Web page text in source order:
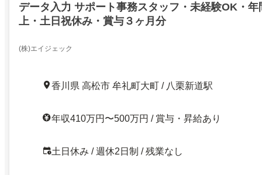
データ入力 サポート事務スタッフ・未経験OK・年
上・土日祝休み・賞与３ヶ月分
(株)エイジェック
香川県 高松市 牟礼町大町 / 八栗新道駅
年収410万円〜500万円 / 賞与・昇給あり
土日休み / 週休2日制 / 残業なし